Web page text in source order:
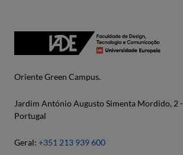
Oriente Green Campus.
Jardim António Augusto Simenta Mordido, 2
Portugal
Geral: +351 213 939 600